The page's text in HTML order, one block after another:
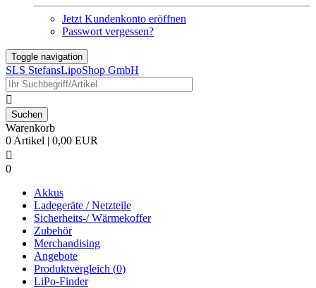
Jetzt Kundenkonto eröffnen
Passwort vergessen?
Toggle navigation
SLS StefansLipoShop GmbH

Warenkorb
0 Artikel | 0,00 EUR

0
Akkus
Ladegeräte / Netzteile
Sicherheits-/ Wärmekoffer
Zubehör
Merchandising
Angebote
Produktvergleich (0)
LiPo-Finder